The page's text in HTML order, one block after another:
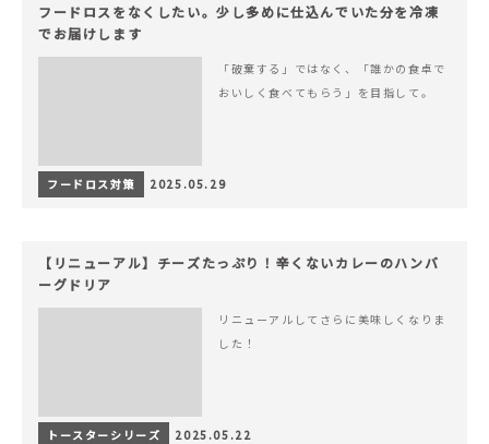
フードロスをなくしたい。少し多めに仕込んでいた分を冷凍
でお届けします
「破棄する」ではなく、「誰かの食卓で
おいしく食べてもらう」を目指して。
フードロス対策 2025.05.29
【リニューアル】チーズたっぷり！辛くないカレーのハンバ
ーグドリア
リニューアルしてさらに美味しくなりま
した！
トースターシリーズ 2025.05.22